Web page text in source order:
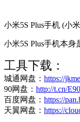
小米5S Plus手机 (小
小米5S Plus手机本
工具下载：
城通网盘： https://
90网盘： http://t.cn/
百度网盘： https://
天翼网盘： https://